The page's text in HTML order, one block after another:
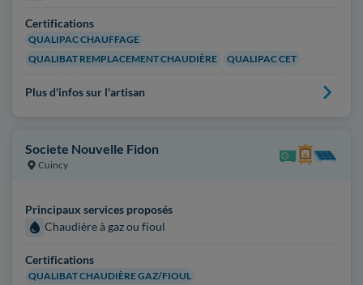
Certifications
QUALIPAC CHAUFFAGE
QUALIBAT REMPLACEMENT CHAUDIÈRE
QUALIPAC CET
Plus d'infos sur l'artisan
Societe Nouvelle Fidon
Cuincy
Principaux services proposés
Chaudière à gaz ou fioul
Certifications
QUALIBAT CHAUDIÈRE GAZ/FIOUL